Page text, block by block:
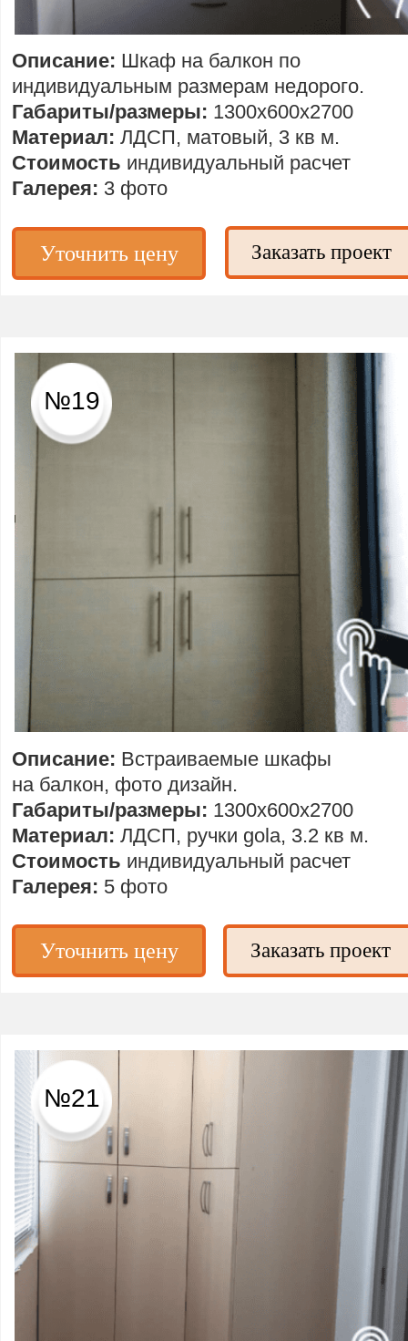
№21
Уточнить цену Заказать проект
Описание: Шкаф на балкон по
индивидуальным размерам недорого.
Габариты/размеры: 1300х600х2700
Материал: ЛДСП, матовый, 3 кв м.
Стоимость индивидуальный расчет
Галерея: 3 фото
Описание: Встраиваемые шкафы
на балкон, фото дизайн.
Габариты/размеры: 1300х600х2700
Материал: ЛДСП, ручки gola, 3.2 кв м.
Стоимость индивидуальный расчет
Галерея: 5 фото
Уточнить цену
№19
Заказать проект